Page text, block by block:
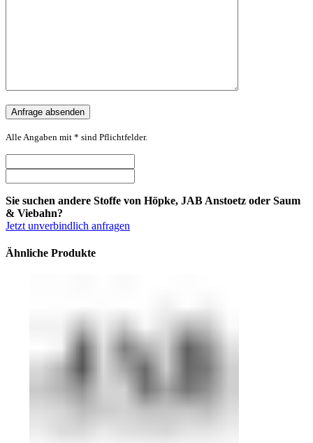
Alle Angaben mit * sind Pflichtfelder.
Sie suchen andere Stoffe von Höpke, JAB Anstoetz oder Saum
& Viebahn?
Jetzt unverbindlich anfragen
Ähnliche Produkte